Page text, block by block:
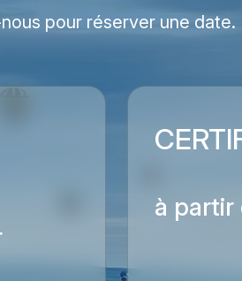
pour réserver une date.
à partir